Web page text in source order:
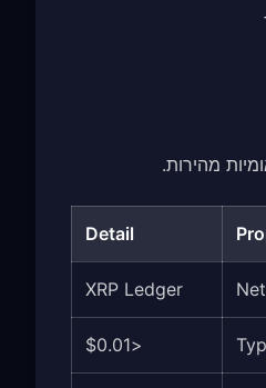
מהירות.
Detail
XRP Ledger
<$0.01